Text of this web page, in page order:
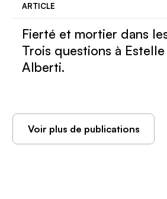
ARTICLE
Fierté et mortier dans
Trois questions à Estelle
Alberti.
Voir plus de publications